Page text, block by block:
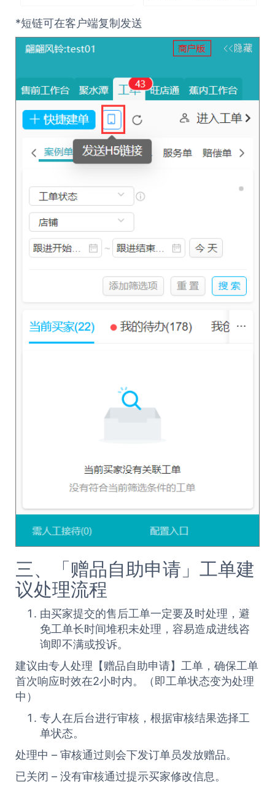
*短链可在客户端复制发送
三、「赠品自助申请」工单建
议处理流程
由买家提交的售后工单一定要及时处理，避
免工单长时间堆积未处理，容易造成进线咨
询即不满或投诉。
建议由专人处理【赠品自助申请】工单，确保工单
首次响应时效在2小时内。（即工单状态变为处理
中）
专人在后台进行审核，根据审核结果选择工
单状态。
处理中 – 审核通过则会下发订单员发放赠品。
已关闭 – 没有审核通过提示买家修改信息。